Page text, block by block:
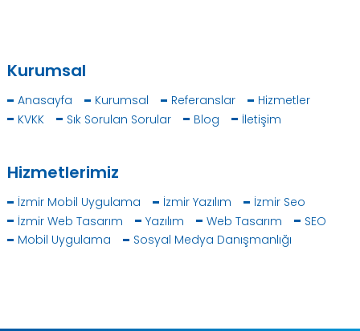
Kurumsal
Anasayfa Kurumsal Referanslar
Hizmetler
KVKK
Sık Sorulan Sorular Blog İletişim
Hizmetlerimiz
İzmir Mobil Uygulama İzmir Yazılım
İzmir Seo
İzmir Web Tasarım
Yazılım Web Tasarım
SEO
Mobil Uygulama
Sosyal Medya Danışmanlığı